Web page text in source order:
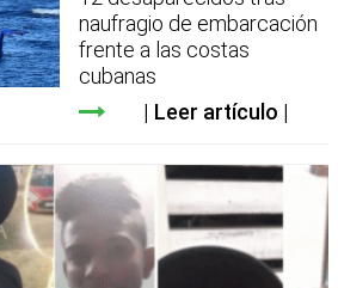
naufragio de embarcación
frente a las costas
cubanas
Leer artículo